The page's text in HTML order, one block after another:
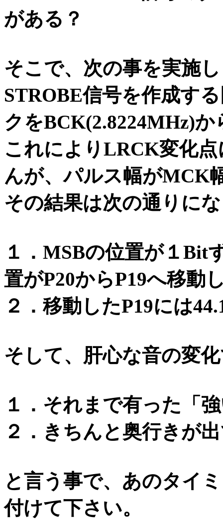
がある？
そこで、次の事を実施
STROBE信号を作成す
クをBCK(2.8224MHz)
これによりLRCK変化
んが、パルス幅がMCK
その結果は次の通りに
１．MSBの位置が１Bit
置がP20からP19へ移動
２．移動したP19には
そして、肝心な音の変
１．それまで有った「
２．きちんと奥行きが
と言う事で、あのタイ
付けて下さい。